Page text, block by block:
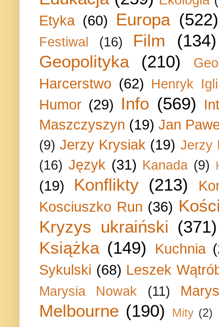
Etyka (60) Europa (522)
Festiwal (16) Film
(134)
Geopolityka
(210)
Harcerstwo (62) Henryk
Humor (29) Info (569)
Maszczyszyn (19) Jan
(9) Jerzy Krysiak (19) Jerzy
(16) Język (31) Kanada (9)
(19) Konflikty (213)
Kosciuszko Run (36)
Kryzys ukraiński (371)
Książka (149) Kuchnia
Sykulski (68) Leszek
Marysia Nowak (11)
Melbourne (190) Mity (2)